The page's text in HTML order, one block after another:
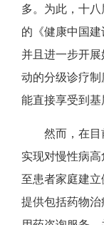
多。为此，十
的《健康中国
并且进一步开
动的分级诊疗
能直接享受到基
然而，在目前
实现对慢性病
至患者家庭建
提供包括药物